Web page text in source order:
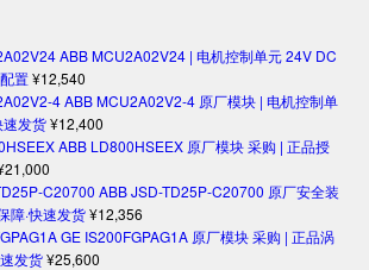
ABB MCU2A02V24 | 电机控制单元 24V DC
置¥12,540
ABB MCU2A02V2-4 原厂模块 | 电机控制单
速发货¥12,400
ABB LD800HSEEX 原厂模块 采购 | 正品授
21,000
ABB JSD-TD25P-C20700 原厂安全装
障·快速发货¥12,356
GE IS200FGPAG1A 原厂模块 采购 | 正品涡
发货¥25,600